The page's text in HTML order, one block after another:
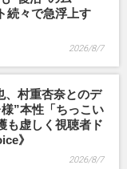
続々で急浮上す
2026/8/7
、村重杏奈とのデ
”本性「ちっこい
も虚しく視聴者ド
》
2026/8/7